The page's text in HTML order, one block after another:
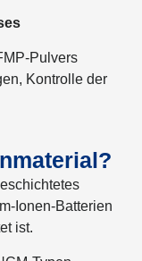
Pulvers
Kontrolle der
Ionen-Batterien
ist.